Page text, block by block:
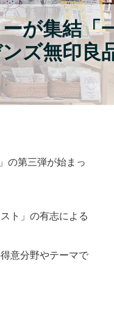
が集結「
ズ無印良
の第三弾が始まっ
ト」の有志による
意分野やテーマで